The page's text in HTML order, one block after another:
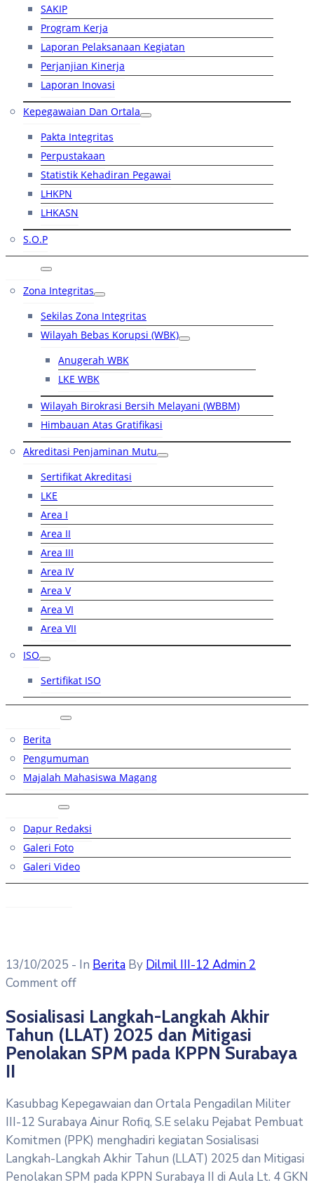
SAKIP
Program Kerja
Laporan Pelaksanaan Kegiatan
Perjanjian Kinerja
Laporan Inovasi
Kepegawaian Dan Ortala
Pakta Integritas
Perpustakaan
Statistik Kehadiran Pegawai
LHKPN
LHKASN
S.O.P
Zona Integritas
Sekilas Zona Integritas
Wilayah Bebas Korupsi (WBK)
Anugerah WBK
LKE WBK
Wilayah Birokrasi Bersih Melayani (WBBM)
Himbauan Atas Gratifikasi
Akreditasi Penjaminan Mutu
Sertifikat Akreditasi
LKE
Area I
Area II
Area III
Area IV
Area V
Area VI
Area VII
ISO
Sertifikat ISO
Berita
Pengumuman
Majalah Mahasiswa Magang
Dapur Redaksi
Galeri Foto
Galeri Video
13/10/2025 - In Berita By Dilmil III-12 Admin 2
Comment off
Sosialisasi Langkah-Langkah Akhir
Tahun (LLAT) 2025 dan Mitigasi
Penolakan SPM pada KPPN Surabaya
II
Kasubbag Kepegawaian dan Ortala Pengadilan Militer
III-12 Surabaya Ainur Rofiq, S.E selaku Pejabat Pembuat
Komitmen (PPK) menghadiri kegiatan Sosialisasi
Langkah-Langkah Akhir Tahun (LLAT) 2025 dan Mitigasi
Penolakan SPM pada KPPN Surabaya II di Aula Lt. 4 GKN